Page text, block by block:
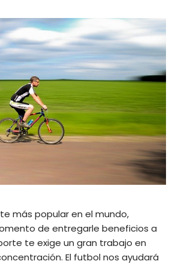
más popular en el mundo,
de entregarle beneficios a
te exige un gran trabajo en
El futbol nos ayudará